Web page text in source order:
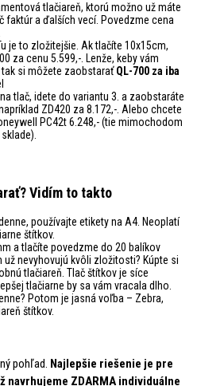
tlačiareň, ktorú možno už máte
faktúr a ďalších vecí. Povedzme cena
je to zložitejšie. Ak tlačíte 10x15cm,
za cenu 5.599,-. Lenže, keby vám
tak si môžete zaobstaraťQL-700 za iba
tlač, idete do variantu 3. a zaobstaráte
ZD420 za 8.172,-. Alebo chcete
PC42t 6.248,- (tie mimochodom
Vidím to takto
používajte etikety na A4. Neoplatí
štítkov.
a tlačíte povedzme do 20 balíkov
už nevyhovujú kvôli zložitosti? Kúpte si
tlačiareň. Tlač štítkov je síce
tlačiarne by sa vám vracala dlho.
Potom je jasná voľba – Zebra,
štítkov.
pohľad. Najlepšie riešenie je pre
navrhujeme ZDARMA individuálne